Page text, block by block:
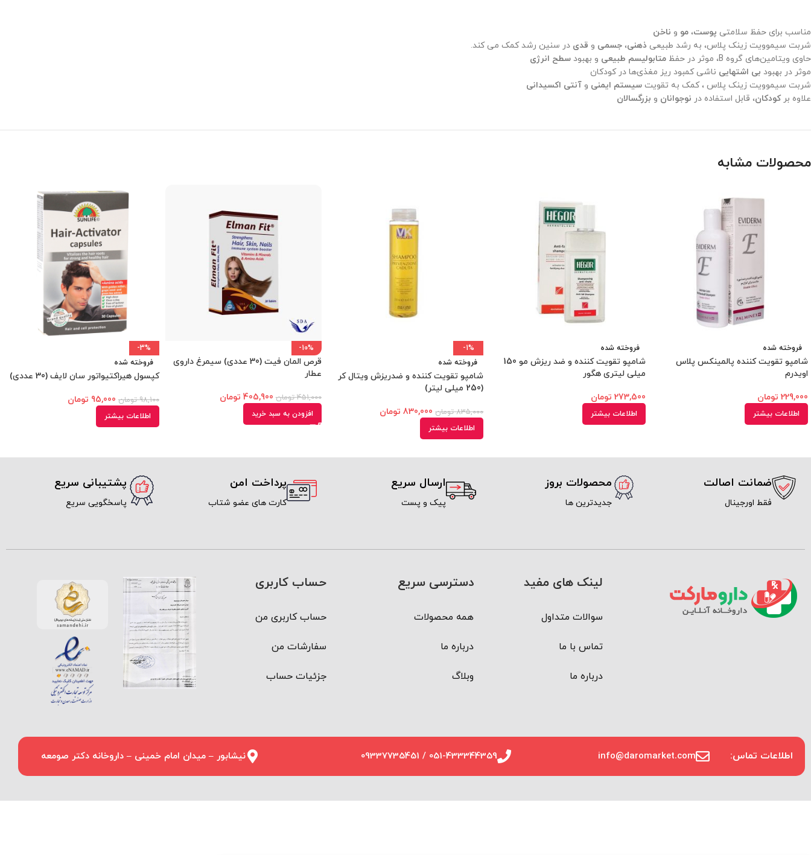
مناسب برای حفظ سلامتی پوست، مو و ناخن
شربت سیموویت زینک پلاس، به رشد طبیعی ذهنی، جسمی و قدی در سنین رشد کمک می کند.
حاوی ویتامین‌های گروه B، موثر در حفظ متابولیسم طبیعی و بهبود سطح انرژی
موثر در بهبود بی اشتهایی ناشی کمبود ریز مغذی‌ها در کودکان
شربت سیموویت زینک پلاس ، کمک به تقویت سیستم ایمنی و آنتی اکسیدانی
علاوه برکودکان، قابل استفاده در نوجوانان و بزرگسالان
محصولات مشابه
فروخته شده
شامپو تقویت کننده پالمینکس پلاس
اویدرم
229,000 تومان
اطلاعات بیشتر
فروخته شده
شامپو تقویت کننده و ضد ریزش مو 150
میلی لیتری هگور
273,500 تومان
اطلاعات بیشتر
-1%
فروخته شده
شامپو تقویت کننده و ضدریزش ویتال کر
(250 میلی لیتر)
835,000 تومان 830,000 تومان
اطلاعات بیشتر
-10%
قرص المان فیت (30 عددی) سیمرغ داروی
عطار
451,000 تومان 405,900 تومان
افزودن به سبد خرید
-3%
فروخته شده
کپسول هیراکتیواتور سان لایف (30 عددی)
98,100 تومان 95,000 تومان
اطلاعات بیشتر
ضمانت اصالت
فقط اورجینال
محصولات بروز
جدیدترین ها
ارسال سریع
پیک و پست
پرداخت امن
کارت های عضو شتاب
پشتیبانی سریع
پاسخگویی سریع
لینک های مفید
سوالات متداول
تماس با ما
درباره ما
دسترسی سریع
همه محصولات
درباره ما
وبلاگ
حساب کاربری
حساب کاربری من
سفارشات من
جزئیات حساب
اطلاعات تماس: info@daromarket.com
051-433344359 / 09337735451 نیشابور – میدان امام خمینی – داروخانه دکتر صومعه